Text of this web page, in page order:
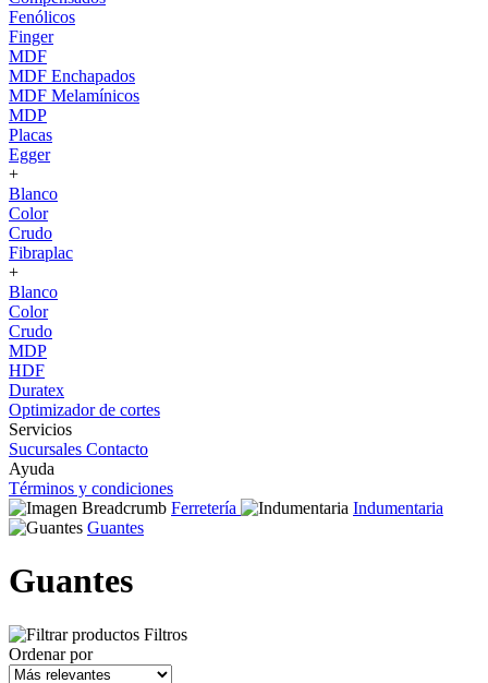
Fenólicos
Finger
MDF
MDF Enchapados
MDF Melamínicos
MDP
Placas
Egger
+
Blanco
Color
Crudo
Fibraplac
+
Blanco
Color
Crudo
MDP
HDF
Duratex
Optimizador de cortes
Servicios
Sucursales Contacto
Ayuda
Términos y condiciones
Ferretería
Indumentaria
Guantes
Guantes
Filtros
Ordenar por